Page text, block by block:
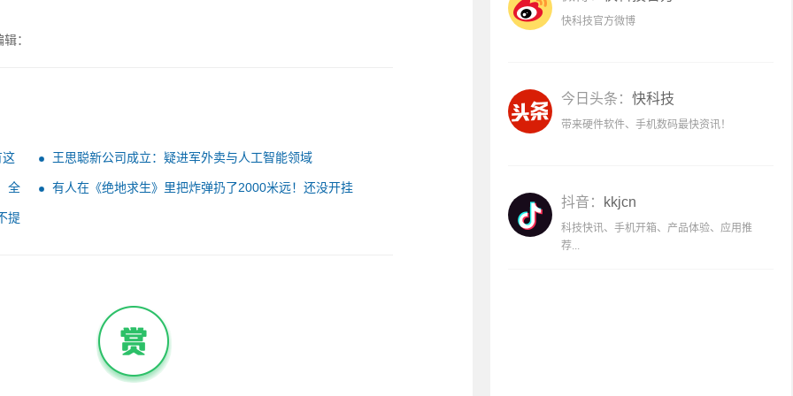
：
这 王思聪新公司成立：疑进军外卖与人工智能领域
全 有人在《绝地求生》里把炸弹扔了2000米远！还没开挂
提
快科技官方微博
今日头条： 快科技
带来硬件软件、手机数码最快资讯！
抖音： kkjcn
科技快讯、手机开箱、产品体验、应用推
荐...